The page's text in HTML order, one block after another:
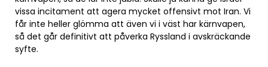
vissa incitament att agera mycket offensivt mot Iran. Vi
får inte heller glömma att även vi i väst har kärnvapen,
så det går definitivt att påverka Ryssland i avskräckande
syfte.